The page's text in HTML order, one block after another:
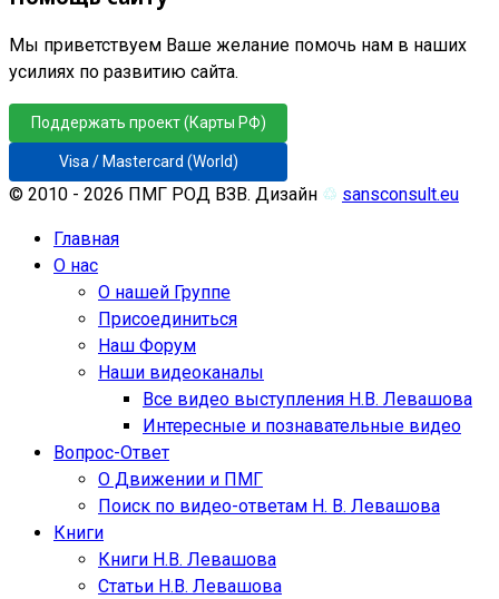
Мы приветствуем Ваше желание помочь нам в наших
усилиях по развитию сайта.
Поддержать проект (Карты РФ)
Visa / Mastercard (World)
© 2010 - 2026 ПМГ РОД ВЗВ. Дизайн ♲ sansconsult.eu
Главная
О нас
О нашей Группе
Присоединиться
Наш Форум
Наши видеоканалы
Все видео выступления Н.В. Левашова
Интересные и познавательные видео
Вопрос-Ответ
О Движении и ПМГ
Поиск по видео-ответам Н. В. Левашова
Книги
Книги Н.В. Левашова
Статьи Н.В. Левашова